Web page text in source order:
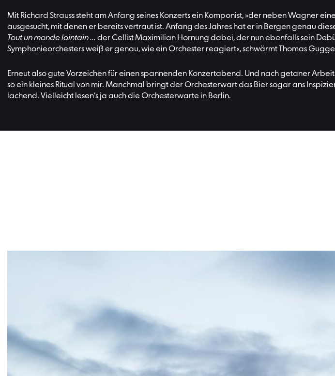
Mit Richard Strauss steht am Anfang seines Konzerts ein Komponist, »der neben Wagner
ausgesucht, mit denen er bereits vertraut ist. Anfang des Jahres hat er in Bergen genau
Tout un monde lointain ... der Cellist Maximilian Hornung dabei, der nun ebenfalls sein
Symphonieorchesters weiß er genau, wie ein Orchester reagiert«, schwärmt Thomas
Erneut also gute Vorzeichen für einen spannenden Konzertabend. Und nach getaner
so ein kleines Ritual von mir. Manchmal bringt der Orchesterwart das Bier sogar ans
lachend. Vielleicht lesen’s ja auch die Orchesterwarte in Berlin.